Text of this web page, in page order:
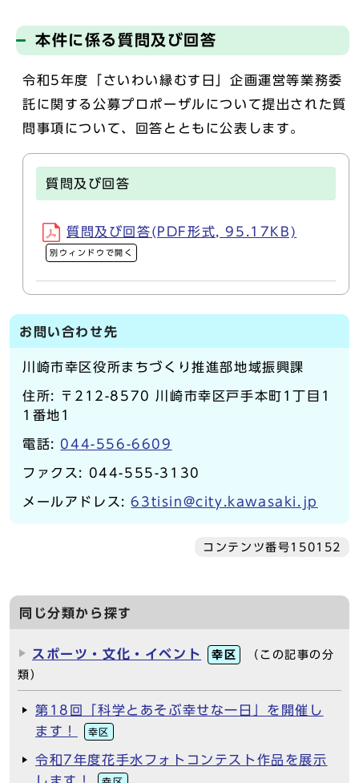
本件に係る質問及び回答
令和5年度「さいわい縁むす日」企画運営等業務委
託に関する公募プロポーザルについて提出された質
問事項について、回答とともに公表します。
質問及び回答
質問及び回答(PDF形式, 95.17KB)
別ウィンドウで開く
お問い合わせ先
川崎市幸区役所まちづくり推進部地域振興課
住所: 〒212-8570 川崎市幸区戸手本町1丁目1
1番地1
電話: 044-556-6609
ファクス: 044-555-3130
メールアドレス:63tisin@city.kawasaki.jp
コンテンツ番号150152
同じ分類から探す
スポーツ・文化・イベント 幸区
（この記事の分
類）
第18回「科学とあそぶ幸せな一日」を開催し
ます！
幸区
令和7年度花手水フォトコンテスト作品を展示